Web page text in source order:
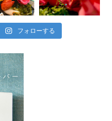
フォローする